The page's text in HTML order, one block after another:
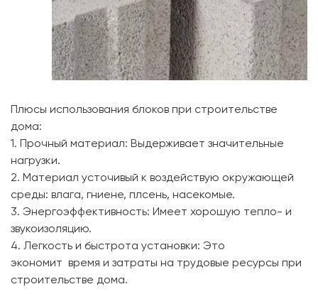
Плюсы использования блоков при строительстве
дома:
1. Прочный материал: Выдерживает значительные
нагрузки.
2. Материал усточивый к воздействую окружающей
среды: влага, гниене, плсень, насекомые.
3. Энергоэффективность: Имеет хорошую тепло- и
звукоизоляцию.
4. Легкость и быстрота установки: Это
экономит время и затраты на трудовые ресурсы при
строительстве дома.